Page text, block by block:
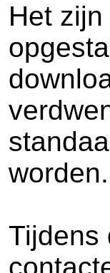
Het
worden.
Tijdens